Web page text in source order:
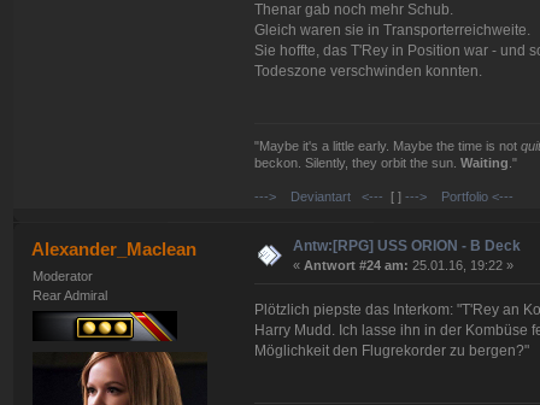
Thenar gab noch mehr Schub.
Gleich waren sie in Transporterreichweite.
Sie hoffte, das T'Rey in Position war - und
Todeszone verschwinden konnten.
"Maybe it's a little early. Maybe the time is not
beckon. Silently, they orbit the sun. Waiting ."
---> Deviantart <--- [ ] ---> Portfolio <---
Alexander_Maclean
Moderator
Rear Admiral
Antw:[RPG] USS ORION - B Deck
« Antwort #24 am: 25.01.16, 19:22 »
Plötzlich piepste das Interkom: "T'Rey an
Harry Mudd. Ich lasse ihn in der Kombüse
Möglichkeit den Flugrekorder zu bergen?"